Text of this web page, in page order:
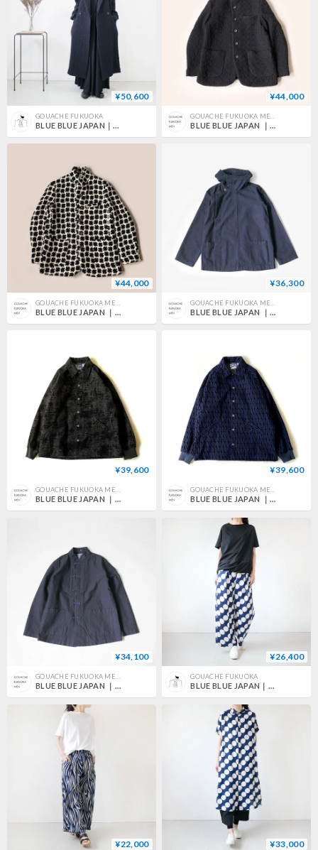
¥50,600
GOUACHE FUKUOKA
¥44,000
¥44,000
BLUE BLUE JAPAN ｜ブルーブルージャパン｜ロービングウール タタキ スタンドアップ 5Bジャケット｜SIZEM｜NATURAL｜700083298
¥36,300
BLUE BLUE JAPAN ｜ブルーブルージャパン｜インディゴオーバーラップフーディ｜SIZEM/L｜INDIGO｜700083260
¥39,600
BLUE BLUE JAPAN ｜ブルーブルージャパン｜ドンテンフロッキーコーチジャケット｜SIZEM｜BLACK｜700083255
¥39,600
BLUE BLUE JAPAN ｜ブルーブルージャパン｜イナズマフロッキーコーチジャケット｜SIZEM｜INDIGO｜700083254
¥34,100
GOUACHE FUKUOKA MEN'S
BLUE BLUE JAPAN ｜ブルーブルージャパン｜インディゴステッチサシコ スタンドカラーカバーオール｜SIZEL｜INDIGO｜700083261
¥26,400
GOUACHE FUKUOKA
BLUE BLUE JAPAN｜ブルーブルージャパン｜インディゴリネン レジメンドットバッセンパンツ ウイメンズ｜700080082
¥22,000 ¥33,000